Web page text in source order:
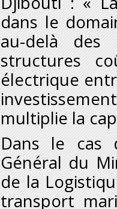
dans le
au-delà des
structures
électrique
multiplie la
Dans le cas
Général du
de la
transport